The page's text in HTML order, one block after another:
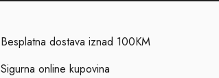
Besplatna dostava iznad 100KM
Sigurna online kupovina